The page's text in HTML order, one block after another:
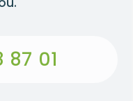
01